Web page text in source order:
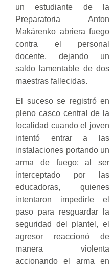
un estudiante de la
Preparatoria Anton
Makárenko abriera fuego
contra el personal
docente, dejando un
saldo lamentable de dos
maestras fallecidas.
El suceso se registró en
pleno casco central de la
localidad cuando el joven
intentó entrar a las
instalaciones portando un
arma de fuego; al ser
interceptado por las
educadoras, quienes
intentaron impedirle el
paso para resguardar la
seguridad del plantel, el
agresor reaccionó de
manera violenta
accionando el arma en